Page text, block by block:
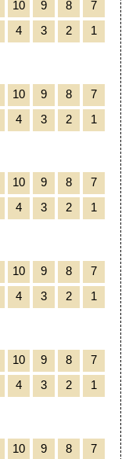
10 9 8
7
4 3 2 1
10 9 8
7
4 3 2 1
10 9 8
7
4 3 2 1
10 9 8
7
4 3 2 1
10 9 8
7
4 3 2 1
10 9 8
7